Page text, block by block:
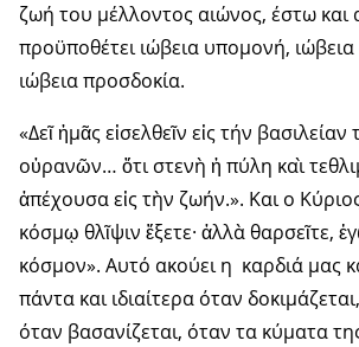
ζωή του μέλλοντος αιώνος, έστω
προϋποθέτει ιώβεια υπομονή,
ιώβεια προσδοκία.
«Δεῖ ἡμᾶς εἰσελθεῖν εἰς τήν βασιλείαν
οὐρανῶν… ὅτι στενὴ ἡ πύλη καὶ
ἀπέχουσα εἰς τὴν ζωήν.». Και ο
κόσμῳ θλῖψιν ἕξετε· ἀλλὰ θαρσεῖτε,
κόσμον». Αυτό ακούει η καρδιά μας
πάντα και ιδιαίτερα όταν
όταν βασανίζεται, όταν τα κύματα